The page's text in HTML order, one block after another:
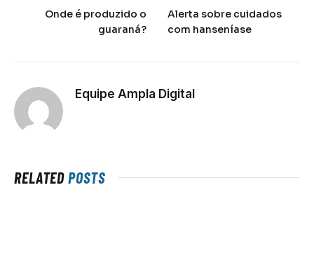
Onde é produzido o
guaraná?
Alerta sobre cuidados
com hanseníase
Equipe Ampla Digital
RELATEDPOSTS